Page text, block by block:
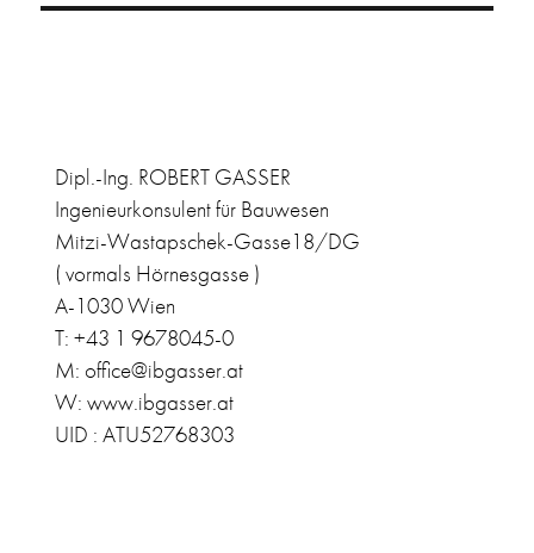
Dipl.-Ing. ROBERT GASSER
Ingenieurkonsulent für Bauwesen
Mitzi-Wastapschek-Gasse18/DG
( vormals Hörnesgasse )
A-1030 Wien
T: +43 1 9678045-0
M: office@ibgasser.at
W: www.ibgasser.at
UID : ATU52768303